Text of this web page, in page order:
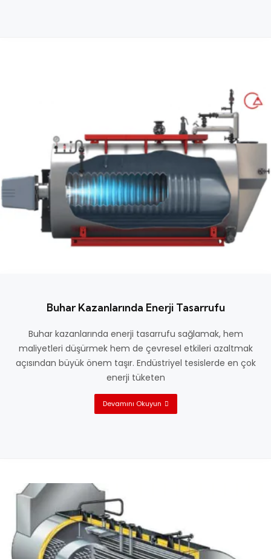
Buhar Kazanlarında Enerji Tasarrufu
Buhar kazanlarında enerji tasarrufu sağlamak, hem
maliyetleri düşürmek hem de çevresel etkileri azaltmak
açısından büyük önem taşır. Endüstriyel tesislerde en çok
enerji tüketen
Devamını Okuyun